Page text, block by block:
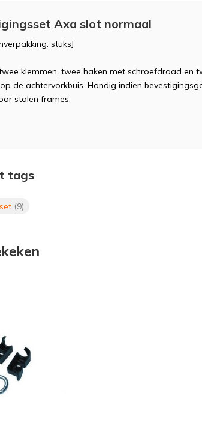
Axa slot normaal
stuks]
klemmen, twee haken met schroefdraad en
de achtervorkbuis. Handig indien
stalen frames.
tags
(9)